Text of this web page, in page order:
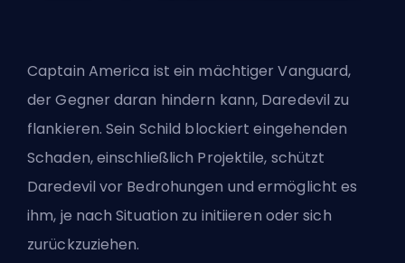
Captain America ist ein mächtiger Vanguard,
der Gegner daran hindern kann, Daredevil zu
flankieren. Sein Schild blockiert eingehenden
Schaden, einschließlich Projektile, schützt
Daredevil vor Bedrohungen und ermöglicht es
ihm, je nach Situation zu initiieren oder sich
zurückzuziehen.